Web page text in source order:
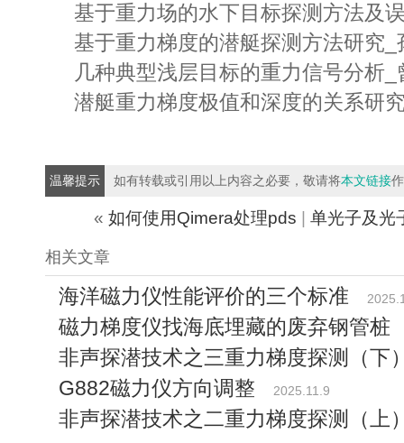
基于重力场的水下目标探测方法及
基于重力梯度的潜艇探测方法研究_
几种典型浅层目标的重力信号分析_
潜艇重力梯度极值和深度的关系研
温馨提示 如有转载或引用以上内容之必要，敬请将本文链接
«如何使用Qimera处理pds |单光子及光
相关文章
海洋磁力仪性能评价的三个标准
磁力梯度仪找海底埋藏的废弃钢管桩
非声探潜技术之三重力梯度探测（下
G882磁力仪方向调整
2025.11.9
非声探潜技术之二重力梯度探测（上